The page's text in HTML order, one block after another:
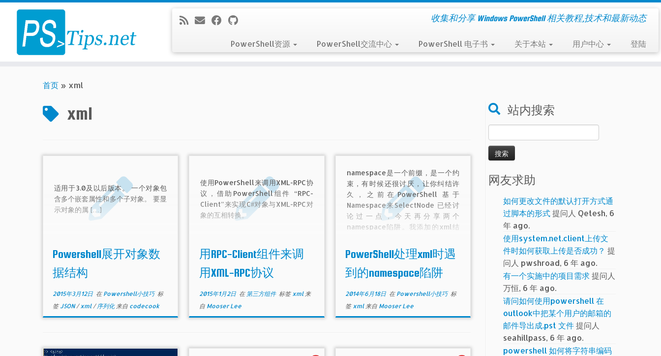
Skip
content
收集和分享 Windows PowerShell 相关教程,技术和最新动态
PowerShell资源 PowerShell交流中心 PowerShell 电子书 关于本站 用户中心 登陆
首页 » xml
xml
适用于3.0及以后版本。 一个对象包
含多个嵌套属性和多个子对象。 要显
示对象的属 […]
Powershell展开对象数
据结构
2015年3月12日 在 Powershell小技巧 标
签JSON/xml/序列化 来自 codecook
使用PowerShell来调用XML-RPC协
议，借助PowerShell组件 “RPC-
Client”来实现C#对象与XML-RPC对
象的互相转换。
用RPC-Client组件来调
用XML-RPC协议
2015年1月2日在 第三方组件 标签xml 来
自 Mooser Lee
namespace是一个前缀，是一个约
束，有时候还很讨厌，让你纠结许
久，之前在PowerShell 基于
Namespace来SelectNode 已经讨
论过一点，今天再分享两个
namespace陷阱。我添加的xml结
但是我不想要它。我要添加的
attribute没有命名空间，但是我想
要它。
PowerShell处理xml时遇
到的namespace陷阱
2014年6月18日在 Powershell小技巧 标
签xml 来自 Mooser Lee
站内搜索
索：
网友求助
如何更改文件的默认打开方式通
过脚本的形式提问人 Qetesh, 6
年 ago.
使用system.net.client上传文
件时如何获取上传是否成功？ 提
问人 pwshroad, 6 年 ago.
有一个实施中的项目需求提问人
万恒, 6 年 ago.
请问如何使用powershell 在
outlook中把某个用户的邮箱的
邮件导出成.pst 文件提问人
seahillpass, 6 年 ago.
powershell 如何将字符串编码